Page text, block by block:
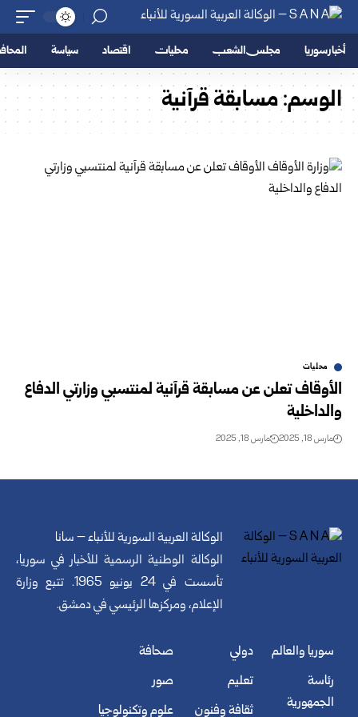
أخبار سوريا مجلس الشعب محليات اقتصاد سياسة
الوسم:مسابقة قرآنية
محليات
الأوقاف تعلن عن مسابقة قرآنية لمنتسبي وزارتي الدفاع
والداخلية
مارس 18, 2025 مارس 18, 2025
الوكالة العربية السورية للأنباء – سانا
الوكالة الوطنية الرسمية للأخبار في سوريا،
تأسست في 24 يونيو 1965. تتبع وزارة
الإعلام، ومركزها الرئيسي في دمشق.
سوريا والعالم
رئاسة
الجمهورية
دولي
تعليم
ثقافة وفنون
صحافة
صور
علوم وتكنولوجيا